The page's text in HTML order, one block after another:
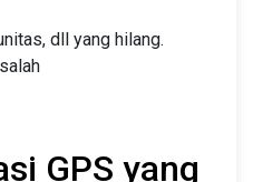
dll yang hilang.
GPS yang